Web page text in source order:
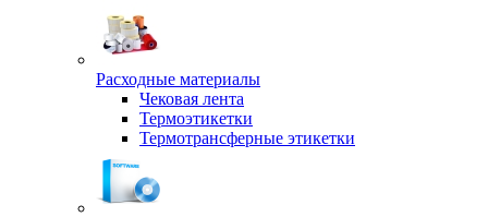
Расходные материалы
Чековая лента
Термоэтикетки
Термотрансферные этикетки